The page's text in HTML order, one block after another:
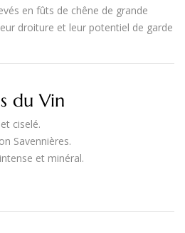
en fûts de chêne de grande
droiture et leur potentiel de garde
du Vin
ciselé.
Savennières.
et minéral.